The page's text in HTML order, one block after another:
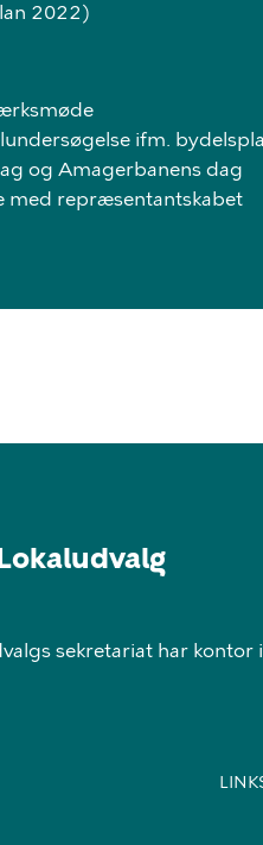
2022)
ifm.
og Amagerbanens dag
med repræsentantskabet
sekretariat har kontor